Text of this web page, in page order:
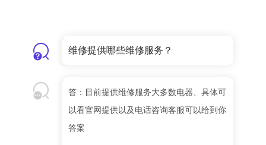
维修提供哪些维修服务？
答：目前提供维修服务大多数电器、具体可
以看官网提供以及电话咨询客服可以给到你
答案